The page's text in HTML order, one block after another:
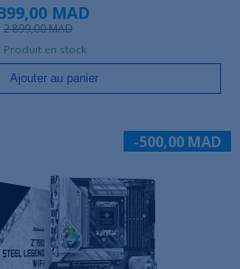
MAD
2 899,00 MAD
Produit en stock
Ajouter au panier
-500,00 MAD